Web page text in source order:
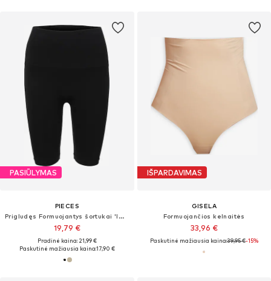
PASIŪLYMAS
PIECES
Prigludęs Formuojantys šortukai 'Imagine'
19,79 €
Pradinė kaina: 21,99 €
Paskutinė mažiausia kaina:17,90 €
IŠPARDAVIMAS
GISELA
Formuojančios kelnaitės
33,96 €
Paskutinė mažiausia kaina:39,95 €-15%